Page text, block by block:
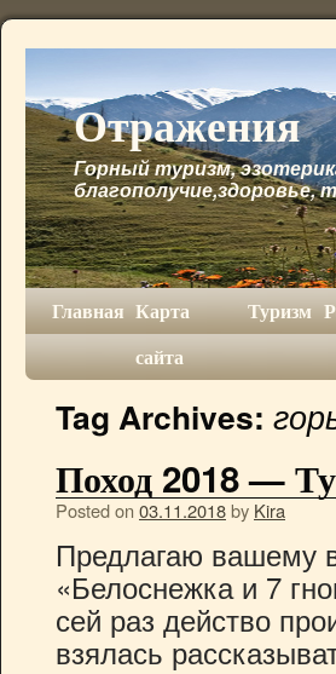
Отражения
Горный туризм,
благополучие,здоровье,
Главная Карта
сайта
Туризм
Tag Archives:
Поход 2018 —
Posted on 03.11.2018by Kira
Предлагаю вашему
«Белоснежка и 7
сей раз действо
взялась